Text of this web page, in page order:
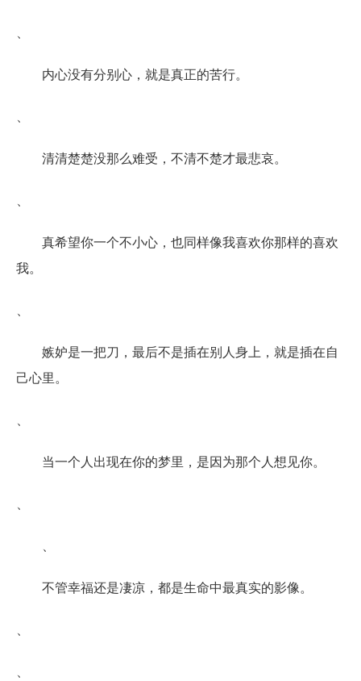
、
内心没有分别心，就是真正的苦行。
、
清清楚楚没那么难受，不清不楚才最悲哀。
、
真希望你一个不小心，也同样像我喜欢你那样的喜欢
我。
、
嫉妒是一把刀，最后不是插在别人身上，就是插在自
己心里。
、
当一个人出现在你的梦里，是因为那个人想见你。
、
、
不管幸福还是凄凉，都是生命中最真实的影像。
、
、